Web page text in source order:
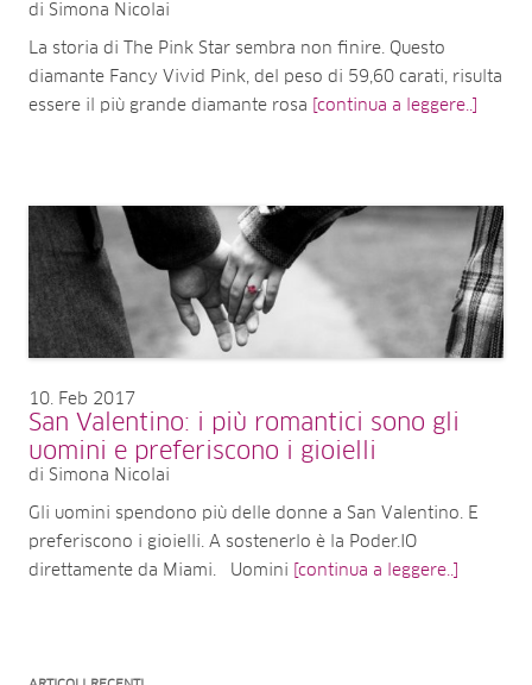
di Simona Nicolai
La storia di The Pink Star sembra non finire. Questo
diamante Fancy Vivid Pink, del peso di 59,60 carati, risulta
essere il più grande diamante rosa
[continua a leggere..]
10 Feb 2017
San Valentino: i più romantici sono gli
uomini e preferiscono i gioielli
di Simona Nicolai
Gli uomini spendono più delle donne a San Valentino. E
preferiscono i gioielli. A sostenerlo è la Poder.IO
direttamente da Miami. Uomini
[continua a leggere..]